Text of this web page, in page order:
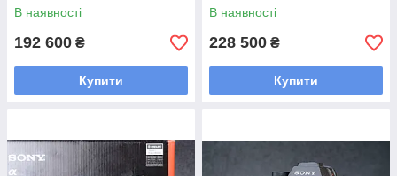
В наявності
192 600 ₴
Купити
В наявності
228 500 ₴
Купити